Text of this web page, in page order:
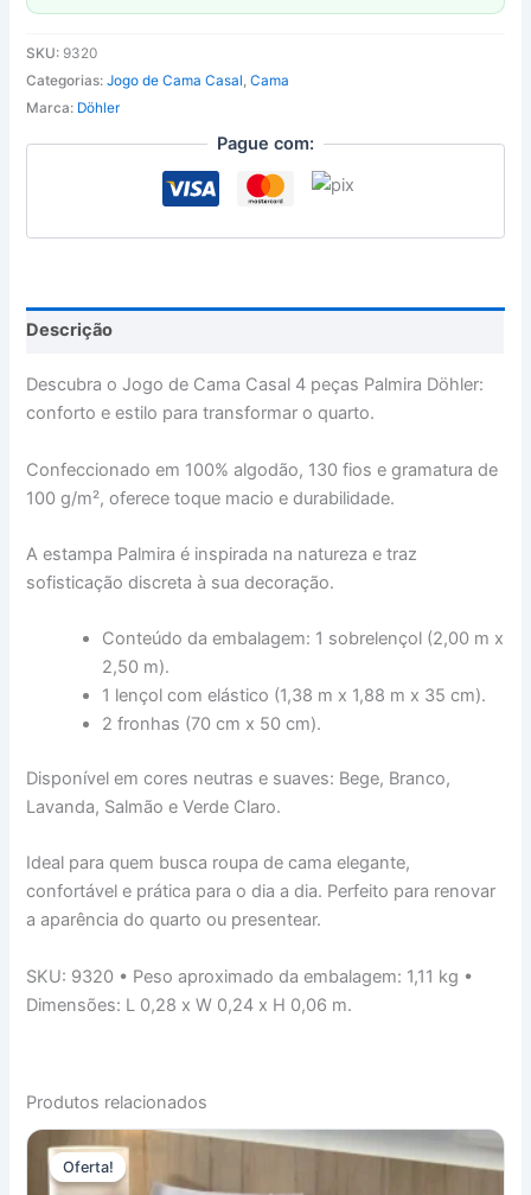
SKU: 9320
Categorias:Jogo de Cama Casal,Cama
Marca: Döhler
Pague com:
Descrição
Descubra o Jogo de Cama Casal 4 peças Palmira Döhler:
conforto e estilo para transformar o quarto.
Confeccionado em 100% algodão, 130 fios e gramatura de
100 g/m², oferece toque macio e durabilidade.
A estampa Palmira é inspirada na natureza e traz
sofisticação discreta à sua decoração.
Conteúdo da embalagem: 1 sobrelençol (2,00 m x
2,50 m).
1 lençol com elástico (1,38 m x 1,88 m x 35 cm).
2 fronhas (70 cm x 50 cm).
Disponível em cores neutras e suaves: Bege, Branco,
Lavanda, Salmão e Verde Claro.
Ideal para quem busca roupa de cama elegante,
confortável e prática para o dia a dia. Perfeito para renovar
a aparência do quarto ou presentear.
SKU: 9320 • Peso aproximado da embalagem: 1,11 kg •
Dimensões: L 0,28 x W 0,24 x H 0,06 m.
Produtos relacionados
Oferta!
Oferta!